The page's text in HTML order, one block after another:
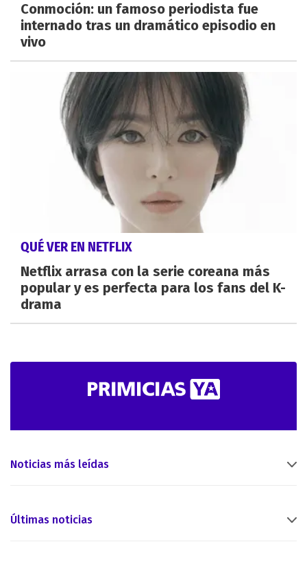
Conmoción: un famoso periodista fue
internado tras un dramático episodio en
vivo
QUÉ VER EN NETFLIX
Netflix arrasa con la serie coreana más
popular y es perfecta para los fans del K-
drama
Noticias más leídas
Últimas noticias